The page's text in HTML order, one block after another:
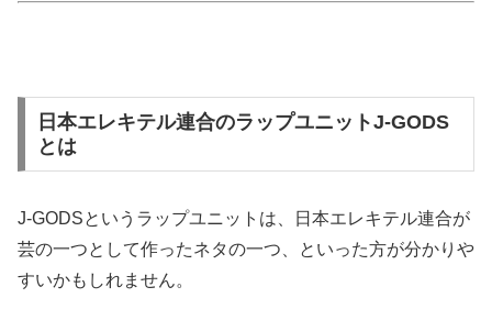
日本エレキテル連合のラップユニットJ-GODS
とは
J-GODSというラップユニットは、日本エレキテル連合が
芸の一つとして作ったネタの一つ、といった方が分かりや
すいかもしれません。